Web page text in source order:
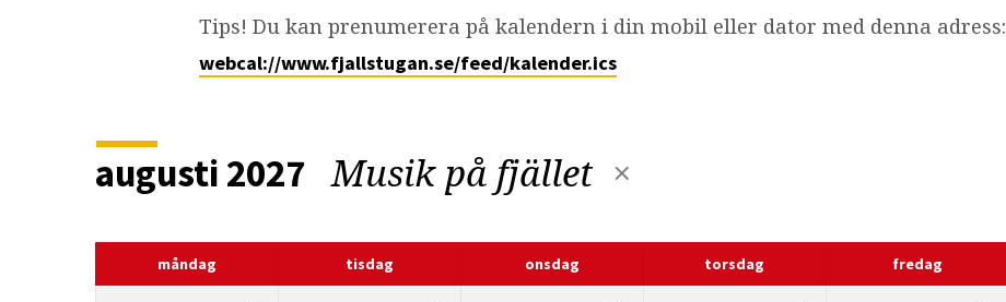
Kalender
Tips! Du kan prenumerera på kalendern i din mobil eller dator med denna adress:
webcal://www.fjallstugan.se/feed/kalender.ics
augusti 2027 Musik på fjället
måndag tisdag onsdag torsdag fredag